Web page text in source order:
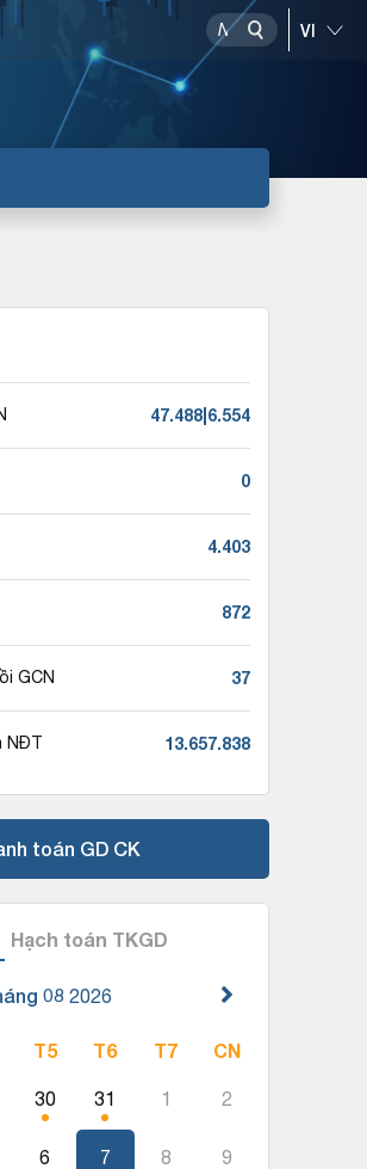
47.488|6.554
0
4.403
872
GCN 37
NĐT 13.657.838
toán GD CK
Hạch toán TKGD
08 2026
T5 T6 T7 CN
30 31 1 2
6 7 8 9